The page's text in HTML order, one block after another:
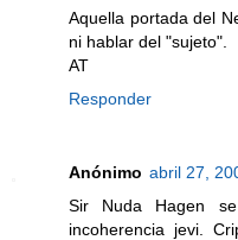
Aquella portada del
ni hablar del "sujeto".
AT
Responder
Anónimo abril 27,
Sir Nuda Hagen
incoherencia jevi.